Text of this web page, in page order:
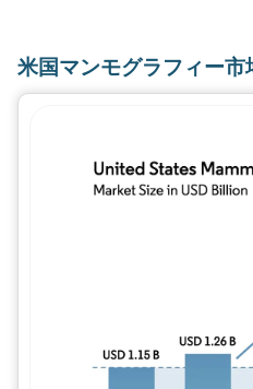
米国マンモグラフィー